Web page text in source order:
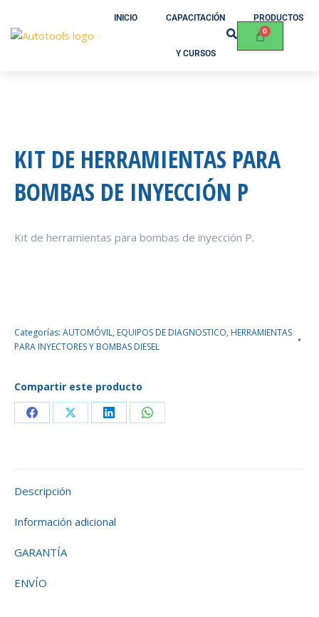
INICIO CAPACITACIÓN
Y CURSOS
PRODUCTOS
KIT DE HERRAMIENTAS PARA
BOMBAS DE INYECCIÓN P
Kit de herramientas para bombas de inyección P.
Categorías: AUTOMÓVIL, EQUIPOS DE DIAGNOSTICO, HERRAMIENTAS
PARA INYECTORES Y BOMBAS DIESEL
Compartir este producto
Descripción
Información adicional
GARANTÍA
ENVÍO